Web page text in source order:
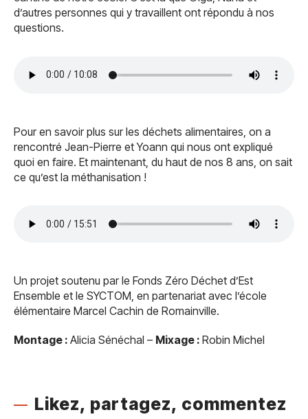
d’autres personnes qui y travaillent ont répondu à nos
questions.
Pour en savoir plus sur les déchets alimentaires, on a
rencontré Jean-Pierre et Yoann qui nous ont expliqué
quoi en faire. Et maintenant, du haut de nos 8 ans, on sait
ce qu’est la méthanisation !
Un projet soutenu par le Fonds Zéro Déchet d’Est
Ensemble et le SYCTOM, en partenariat avec l’école
élémentaire Marcel Cachin de Romainville.
Montage : Alicia Sénéchal – Mixage : Robin Michel
Likez, partagez, commentez